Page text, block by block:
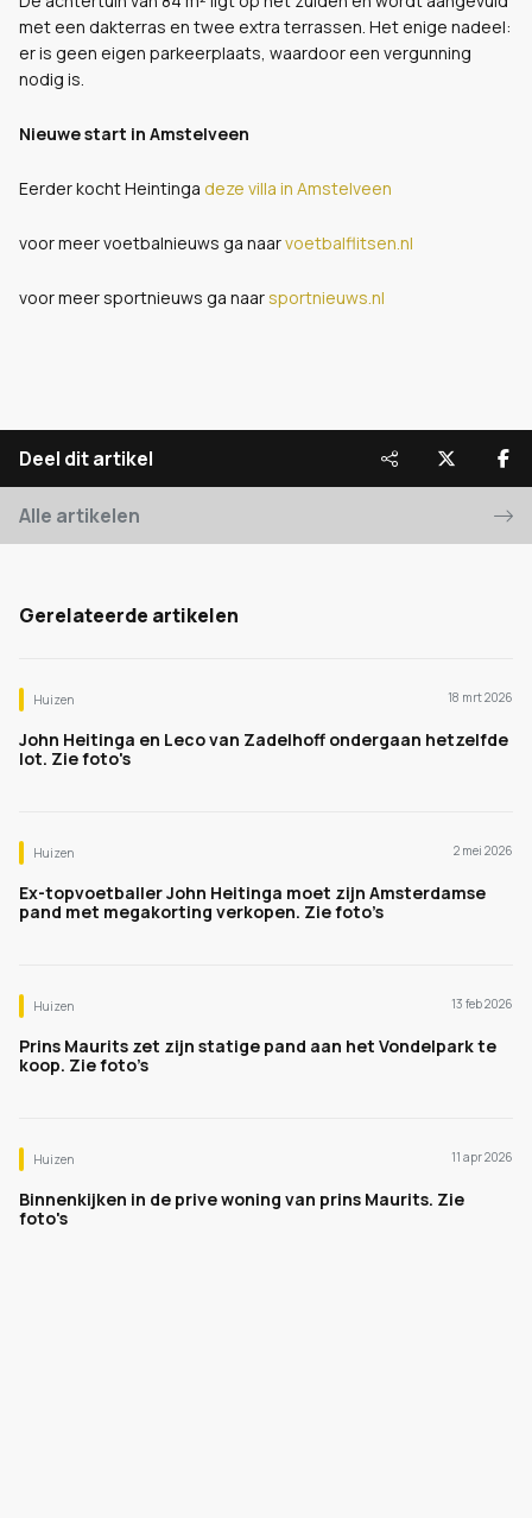
met een dakterras en twee extra terrassen. Het enige nadeel:
er is geen eigen parkeerplaats, waardoor een vergunning
nodig is.
Nieuwe start in Amstelveen
Eerder kocht Heintinga deze villa in Amstelveen
voor meer voetbalnieuws ga naarvoetbalflitsen.nl
voor meer sportnieuws ga naarsportnieuws.nl
Deel dit artikel
Alle artikelen
Gerelateerde artikelen
Huizen 18 mrt 2026
John Heitinga en Leco van Zadelhoff ondergaan hetzelfde
lot. Zie foto's
Huizen 2 mei 2026
Ex-topvoetballer John Heitinga moet zijn Amsterdamse
pand met megakorting verkopen. Zie foto’s
Huizen 13 feb 2026
Prins Maurits zet zijn statige pand aan het Vondelpark te
koop. Zie foto’s
Huizen 11 apr 2026
Binnenkijken in de prive woning van prins Maurits. Zie
foto's